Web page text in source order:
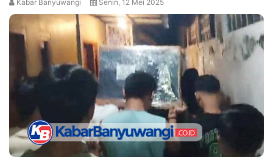
Kabar Banyuwangi Senin, 12 Mei 2025